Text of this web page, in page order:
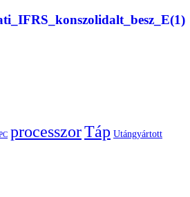
processzorTáp Utángyártott